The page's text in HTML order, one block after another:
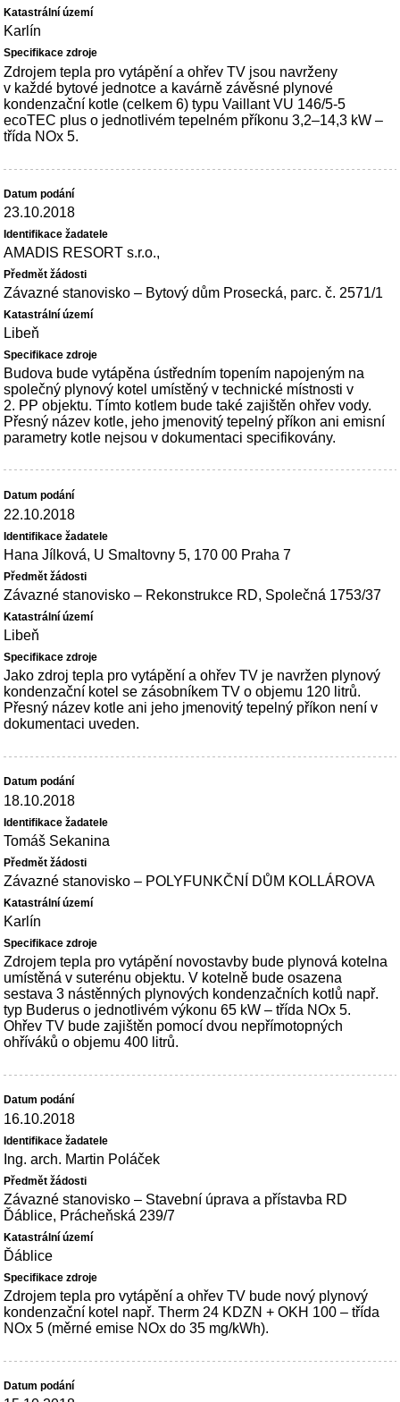
Karlín
Zdrojem tepla pro vytápění a ohřev TV jsou navrženy
v každé bytové jednotce a kavárně závěsné plynové
kondenzační kotle (celkem 6) typu Vaillant VU 146/5-5
ecoTEC plus o jednotlivém tepelném příkonu 3,2–14,3 kW –
třída NOx 5.
23.10.2018
AMADIS RESORT s.r.o.,
Závazné stanovisko – Bytový dům Prosecká, parc. č. 2571/1
Libeň
Budova bude vytápěna ústředním topením napojeným na
společný plynový kotel umístěný v technické místnosti v
2. PP objektu. Tímto kotlem bude také zajištěn ohřev vody.
Přesný název kotle, jeho jmenovitý tepelný příkon ani emisní
parametry kotle nejsou v dokumentaci specifikovány.
22.10.2018
Hana Jílková, U Smaltovny 5, 170 00 Praha 7
Závazné stanovisko – Rekonstrukce RD, Společná 1753/37
Libeň
Jako zdroj tepla pro vytápění a ohřev TV je navržen plynový
kondenzační kotel se zásobníkem TV o objemu 120 litrů.
Přesný název kotle ani jeho jmenovitý tepelný příkon není v
dokumentaci uveden.
18.10.2018
Tomáš Sekanina
Závazné stanovisko – POLYFUNKČNÍ DŮM KOLLÁROVA
Karlín
Zdrojem tepla pro vytápění novostavby bude plynová kotelna
umístěná v suterénu objektu. V kotelně bude osazena
sestava 3 nástěnných plynových kondenzačních kotlů např.
typ Buderus o jednotlivém výkonu 65 kW – třída NOx 5.
Ohřev TV bude zajištěn pomocí dvou nepřímotopných
ohříváků o objemu 400 litrů.
16.10.2018
Ing. arch. Martin Poláček
Závazné stanovisko – Stavební úprava a přístavba RD
Ďáblice, Prácheňská 239/7
Ďáblice
Zdrojem tepla pro vytápění a ohřev TV bude nový plynový
kondenzační kotel např. Therm 24 KDZN + OKH 100 – třída
NOx 5 (měrné emise NOx do 35 mg/kWh).